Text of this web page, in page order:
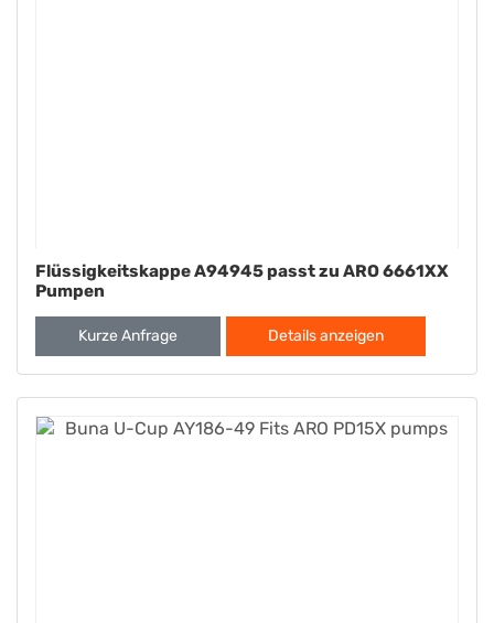
Flüssigkeitskappe A94945 passt zu ARO 6661XX
Pumpen
Kurze Anfrage Details anzeigen